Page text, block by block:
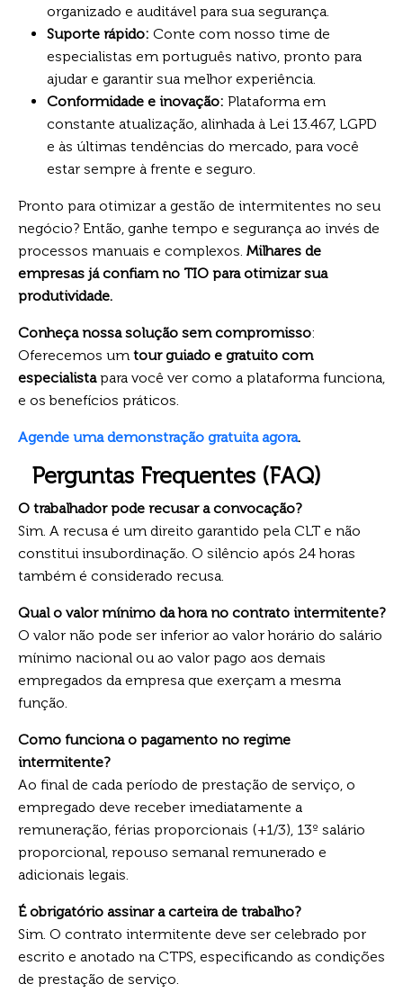
organizado e auditável para sua segurança.
Suporte rápido: Conte com nosso time de
especialistas em português nativo, pronto para
ajudar e garantir sua melhor experiência.
Conformidade e inovação: Plataforma em
constante atualização, alinhada à Lei 13.467, LGPD
e às últimas tendências do mercado, para você
estar sempre à frente e seguro.
Pronto para otimizar a gestão de intermitentes no seu
negócio? Então, ganhe tempo e segurança ao invés de
processos manuais e complexos. Milhares de
empresas já confiam no TIO para otimizar sua
produtividade.
Conheça nossa solução sem compromisso:
Oferecemos um tour guiado e gratuito com
especialistapara você ver como a plataforma funciona,
e os benefícios práticos.
Agende uma demonstração gratuita agora.
Perguntas Frequentes (FAQ)
O trabalhador pode recusar a convocação?
Sim. A recusa é um direito garantido pela CLT e não
constitui insubordinação. O silêncio após 24 horas
também é considerado recusa.
Qual o valor mínimo da hora no contrato intermitente?
O valor não pode ser inferior ao valor horário do salário
mínimo nacional ou ao valor pago aos demais
empregados da empresa que exerçam a mesma
função.
Como funciona o pagamento no regime
intermitente?
Ao final de cada período de prestação de serviço, o
empregado deve receber imediatamente a
remuneração, férias proporcionais (+1/3), 13º salário
proporcional, repouso semanal remunerado e
adicionais legais.
É obrigatório assinar a carteira de trabalho?
Sim. O contrato intermitente deve ser celebrado por
escrito e anotado na CTPS, especificando as condições
de prestação de serviço.